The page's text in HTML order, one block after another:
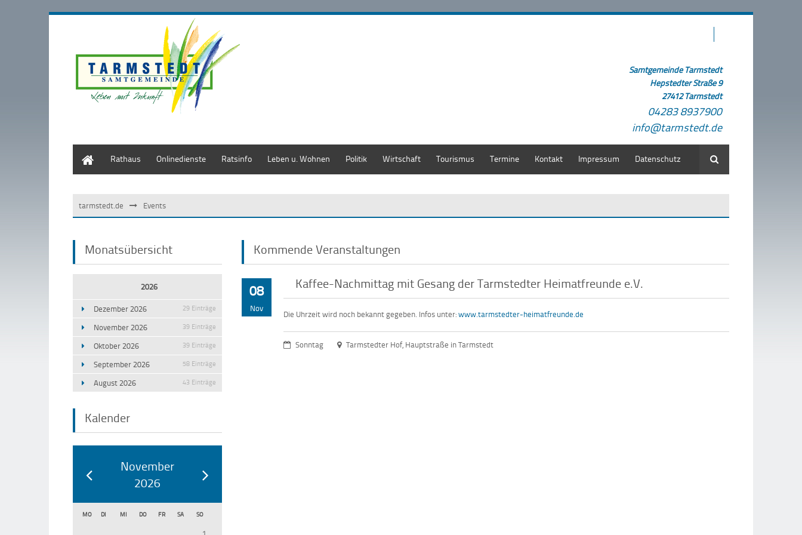
Samtgemeinde Tarmstedt
Hepstedter Straße 9
27412 Tarmstedt
04283 8937900
info@tarmstedt.de
Rathaus Onlinedienste Ratsinfo Leben u. Wohnen Politik Wirtschaft Tourismus Termine Kontakt Impressum Datenschutz Suche
tarmstedt.de Events
Monatsübersicht
2026
Dezember 2026 29 Einträge
November 2026 39 Einträge
Oktober 2026 39 Einträge
September 2026 58 Einträge
August 2026 43 Einträge
Kalender
November
2026
MO DI MI DO FR SA SO
Kommende Veranstaltungen
08
Nov
Kaffee-Nachmittag mit Gesang der Tarmstedter Heimatfreunde e.V.
Die Uhrzeit wird noch bekannt gegeben. Infos unter:www.tarmstedter-heimatfreunde.de
Sonntag Tarmstedter Hof, Hauptstraße in Tarmstedt